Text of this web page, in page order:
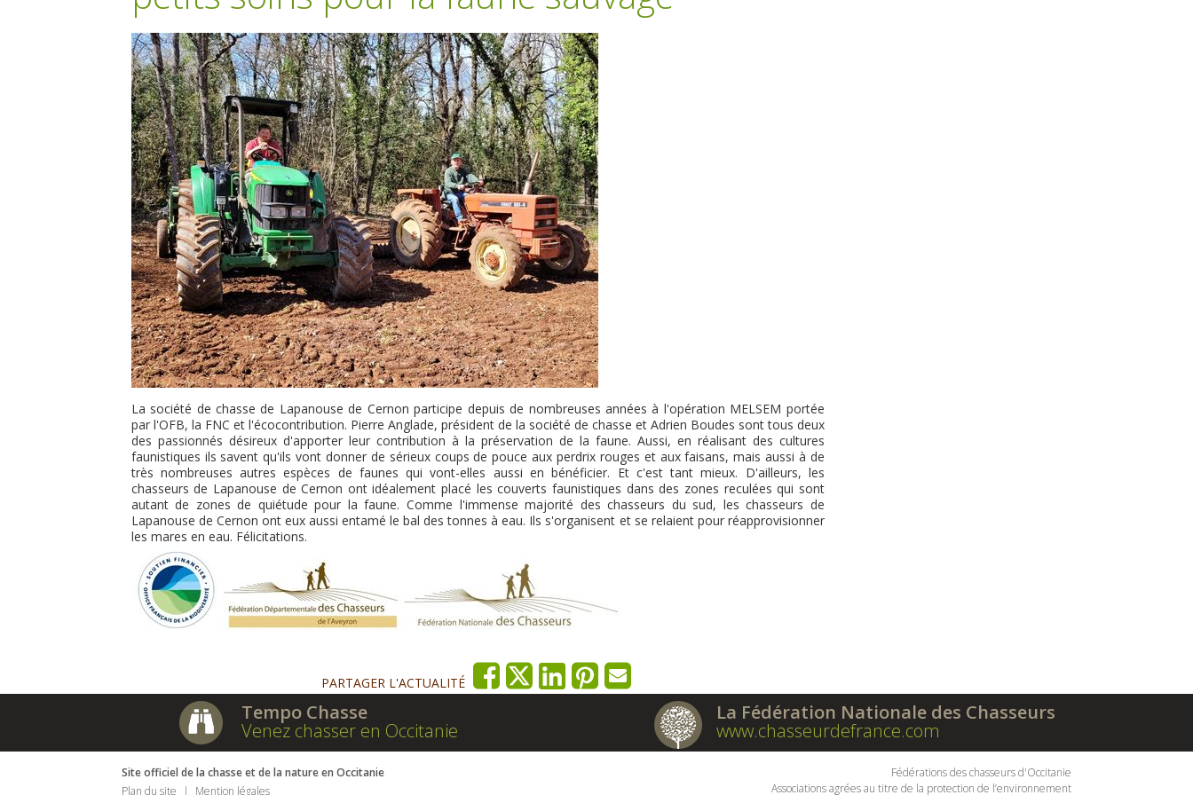
La société de chasse de Lapanouse de Cernon participe depuis de nombreuses années à l'opération MELSEM portée
par l'OFB, la FNC et l'écocontribution. Pierre Anglade, président de la société de chasse et Adrien Boudes sont tous deux
des passionnés désireux d'apporter leur contribution à la préservation de la faune. Aussi, en réalisant des cultures
faunistiques ils savent qu'ils vont donner de sérieux coups de pouce aux perdrix rouges et aux faisans, mais aussi à de
très nombreuses autres espèces de faunes qui vont-elles aussi en bénéficier. Et c'est tant mieux. D'ailleurs, les
chasseurs de Lapanouse de Cernon ont idéalement placé les couverts faunistiques dans des zones reculées qui sont
autant de zones de quiétude pour la faune. Comme l'immense majorité des chasseurs du sud, les chasseurs de
Lapanouse de Cernon ont eux aussi entamé le bal des tonnes à eau. Ils s'organisent et se relaient pour réapprovisionner
les mares en eau. Félicitations.
PARTAGER L'ACTUALITÉ
Tempo Chasse
Venez chasser en Occitanie
La Fédération Nationale des Chasseurs
www.chasseurdefrance.com
Site officiel de la chasse et de la nature en Occitanie
Plan du site
Mention légales
Fédérations des chasseurs d'Occitanie
Associations agrées au titre de la protection de l’environnement